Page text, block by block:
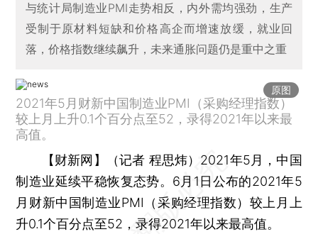
与统计局制造业PMI走势相反，内外需均强劲，生产
受制于原材料短缺和价格高企而增速放缓，就业回
落，价格指数继续飙升，未来通胀问题仍是重中之重
原图
2021年5月财新中国制造业PMI（采购经理指数）
较上月上升0.1个百分点至52，录得2021年以来最
高值。
【财新网】（记者 程思炜） 2021年5月，中国
制造业延续平稳恢复态势。6月1日公布的2021年5
月财新中国制造业PMI（采购经理指数）较上月上
升0.1个百分点至52，录得2021年以来最高值。